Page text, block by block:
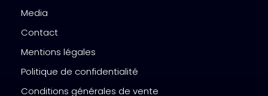
Media
Contact
Mentions légales
Politique de confidentialité
Conditions générales de vente